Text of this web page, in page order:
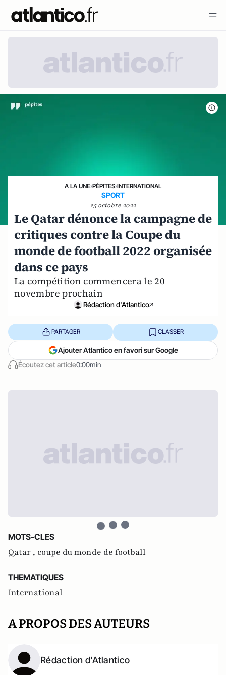
A LA UNE›PÉPITES›INTERNATIONAL
SPORT
25 octobre 2022
Le Qatar dénonce la campagne de
critiques contre la Coupe du
monde de football 2022 organisée
dans ce pays
La compétition commencera le 20
novembre prochain
Rédaction d'Atlantico
Écoutez cet article0:00min
PARTAGER CLASSER
Ajouter Atlantico en favori sur Google
MOTS-CLES
Qatar , coupe du monde de football
THEMATIQUES
International
A PROPOS DES AUTEURS
Rédaction d'Atlantico